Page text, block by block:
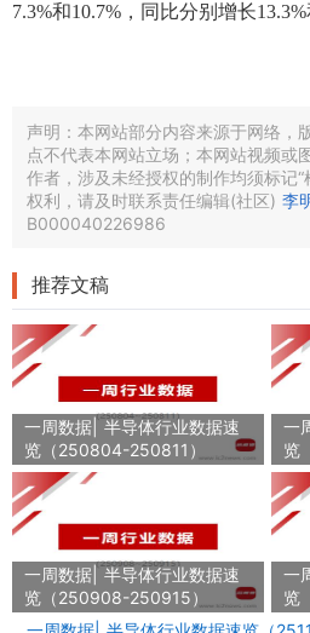
7.3%和10.7%，同比分别增长
声明：本网站部分内容来源于网络，
点不代表本网站立场；本网站视频或
作者，涉及未经授权的制作均须标记
权利，请及时联系责任编辑(社区) 李
B000040226986
推荐文稿
一周数据| 半导体行业数据速
览（250804-250811）
一
览
一周数据| 半导体行业数据速
览（250908-250915）
一
览